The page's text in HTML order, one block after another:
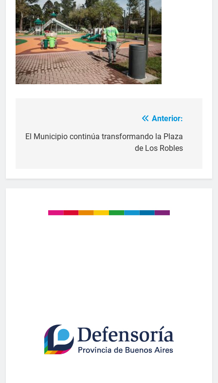
Anterior:
El Municipio continúa transformando la Plaza
de Los Robles